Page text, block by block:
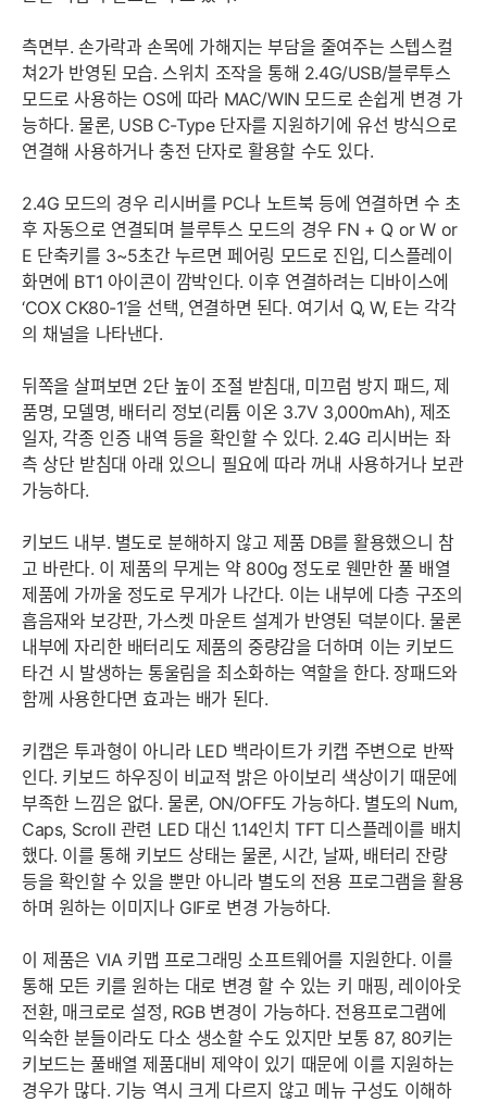
측면부. 손가락과 손목에 가해지는 부담을 줄여주는 스텝스컬
쳐2가 반영된 모습. 스위치 조작을 통해 2.4G/USB/블루투스
모드로 사용하는 OS에 따라 MAC/WIN 모드로 손쉽게 변경 가
능하다. 물론, USB C-Type 단자를 지원하기에 유선 방식으로
연결해 사용하거나 충전 단자로 활용할 수도 있다.
2.4G 모드의 경우 리시버를 PC나 노트북 등에 연결하면 수 초
후 자동으로 연결되며 블루투스 모드의 경우 FN + Q or W or
E 단축키를 3~5초간 누르면 페어링 모드로 진입, 디스플레이
화면에 BT1 아이콘이 깜박인다. 이후 연결하려는 디바이스에
‘COX CK80-1’을 선택, 연결하면 된다. 여기서 Q, W, E는 각각
의 채널을 나타낸다.
뒤쪽을 살펴보면 2단 높이 조절 받침대, 미끄럼 방지 패드, 제
품명, 모델명, 배터리 정보(리튬 이온 3.7V 3,000mAh), 제조
일자, 각종 인증 내역 등을 확인할 수 있다. 2.4G 리시버는 좌
측 상단 받침대 아래 있으니 필요에 따라 꺼내 사용하거나 보관
가능하다.
키보드 내부. 별도로 분해하지 않고 제품 DB를 활용했으니 참
고 바란다. 이 제품의 무게는 약 800g 정도로 웬만한 풀 배열
제품에 가까울 정도로 무게가 나간다. 이는 내부에 다층 구조의
흡음재와 보강판, 가스켓 마운트 설계가 반영된 덕분이다. 물론
내부에 자리한 배터리도 제품의 중량감을 더하며 이는 키보드
타건 시 발생하는 통울림을 최소화하는 역할을 한다. 장패드와
함께 사용한다면 효과는 배가 된다.
키캡은 투과형이 아니라 LED 백라이트가 키캡 주변으로 반짝
인다. 키보드 하우징이 비교적 밝은 아이보리 색상이기 때문에
부족한 느낌은 없다. 물론, ON/OFF도 가능하다. 별도의 Num,
Caps, Scroll 관련 LED 대신 1.14인치 TFT 디스플레이를 배치
했다. 이를 통해 키보드 상태는 물론, 시간, 날짜, 배터리 잔량
등을 확인할 수 있을 뿐만 아니라 별도의 전용 프로그램을 활용
하며 원하는 이미지나 GIF로 변경 가능하다.
이 제품은 VIA 키맵 프로그래밍 소프트웨어를 지원한다. 이를
통해 모든 키를 원하는 대로 변경 할 수 있는 키 매핑, 레이아웃
전환, 매크로로 설정, RGB 변경이 가능하다. 전용프로그램에
익숙한 분들이라도 다소 생소할 수도 있지만 보통 87, 80키는
키보드는 풀배열 제품대비 제약이 있기 때문에 이를 지원하는
경우가 많다. 기능 역시 크게 다르지 않고 메뉴 구성도 이해하